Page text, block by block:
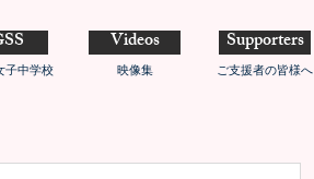
子中学校
Videos
映像集
Supporters
ご支援者の皆様へ